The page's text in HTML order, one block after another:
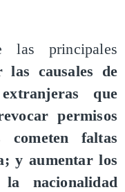
las principales
las causales de
que
permisos
cometen faltas
y aumentar los
nacionalidad